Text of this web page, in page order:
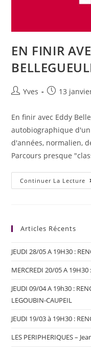
EN FINIR
Yves 13
En finir avec Eddy
autobiographique
d'années, normalien,
Parcours presque
Continuer La Lecture
Articles Récents
JEUDI 28/05 A 19H30 :
MERCREDI 20/05 A 19H30
JEUDI 09/04 A 19h30 :
LEGOUBIN-CAUPEIL
JEUDI 19/03 à 19H30 :
LES PERIPHERIQUES –